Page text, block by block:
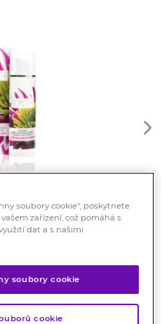
krém na
váčků pod
soubory cookie“, poskytnete
zařízení, což pomáhá s
dat a s našimi
soubory cookie
cookie